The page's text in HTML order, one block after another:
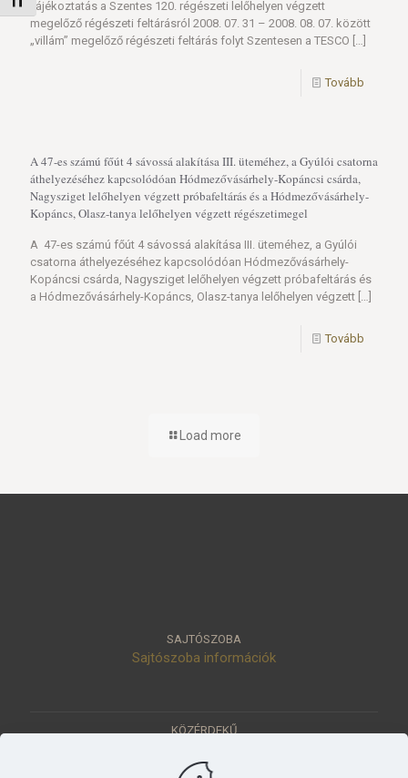
Tájékoztatás a Szentes 120. régészeti lelőhelyen végzett
megelőző régészeti feltárásról 2008. 07. 31 – 2008. 08. 07. között
„villám” megelőző régészeti feltárás folyt Szentesen a TESCO […]
Tovább
A 47-es számú főút 4 sávossá alakítása III. üteméhez, a Gyúlói csatorna
áthelyezéséhez kapcsolódóan Hódmezővásárhely-Kopáncsi csárda,
Nagysziget lelőhelyen végzett próbafeltárás és a Hódmezővásárhely-
Kopáncs, Olasz-tanya lelőhelyen végzett régészetimegel
A 47-es számú főút 4 sávossá alakítása III. üteméhez, a Gyúlói
csatorna áthelyezéséhez kapcsolódóan Hódmezővásárhely-
Kopáncsi csárda, Nagysziget lelőhelyen végzett próbafeltárás és
a Hódmezővásárhely-Kopáncs, Olasz-tanya lelőhelyen végzett […]
Tovább
Load more
SAJTÓSZOBA
Sajtószoba információk
KÖZÉRDEKŰ
Értéktár